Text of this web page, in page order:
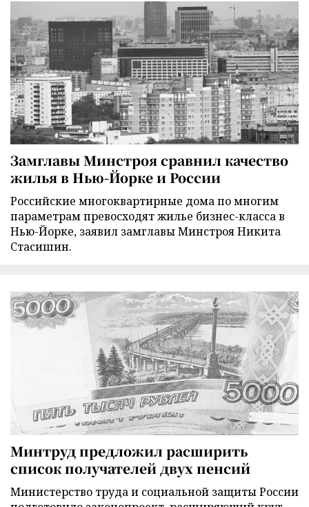
Замглавы Минстроя сравнил качество
жилья в Нью-Йорке и России
Российские многоквартирные дома по многим
параметрам превосходят жилье бизнес-класса в
Нью-Йорке, заявил замглавы Минстроя Никита
Стасишин.
Минтруд предложил расширить
список получателей двух пенсий
Министерство труда и социальной защиты России